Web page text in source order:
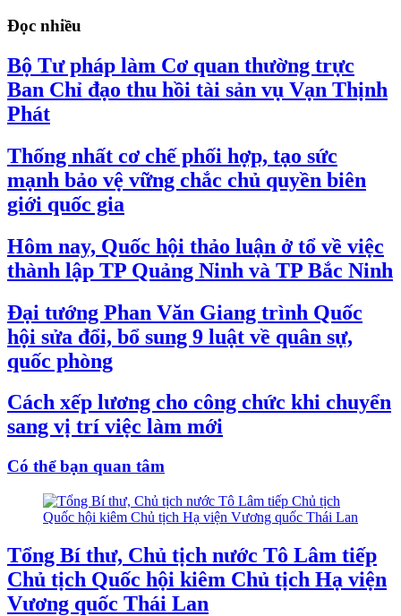
Đọc nhiều
Bộ Tư pháp làm Cơ quan thường trực
Ban Chỉ đạo thu hồi tài sản vụ Vạn Thịnh
Phát
Thống nhất cơ chế phối hợp, tạo sức
mạnh bảo vệ vững chắc chủ quyền biên
giới quốc gia
Hôm nay, Quốc hội thảo luận ở tổ về việc
thành lập TP Quảng Ninh và TP Bắc Ninh
Đại tướng Phan Văn Giang trình Quốc
hội sửa đổi, bổ sung 9 luật về quân sự,
quốc phòng
Cách xếp lương cho công chức khi chuyển
sang vị trí việc làm mới
Có thể bạn quan tâm
Tổng Bí thư, Chủ tịch nước Tô Lâm tiếp
Chủ tịch Quốc hội kiêm Chủ tịch Hạ viện
Vương quốc Thái Lan